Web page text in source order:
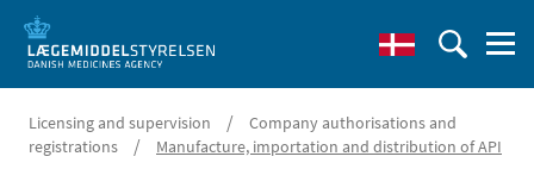
Licensing and supervision /
Company authorisations and
registrations
/ Manufacture, importation and distribution of API